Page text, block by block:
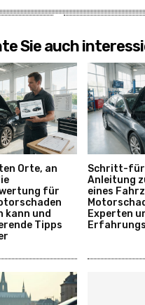
Sie auch
Orte, an
für
kann und
Tipps
Schritt-
Anleitung
eines
Experten